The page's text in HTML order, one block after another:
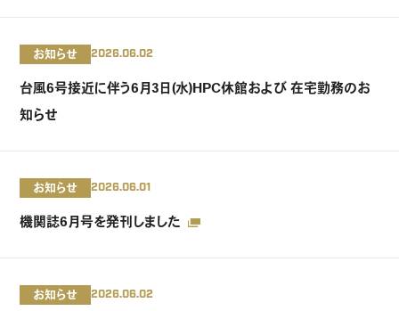
お知らせ 2026.06.02
台風6号接近に伴う6月3日(水)HPC休館および 在宅勤務のお
知らせ
お知らせ 2026.06.01
機関誌6月号を発刊しました
お知らせ 2026.06.02